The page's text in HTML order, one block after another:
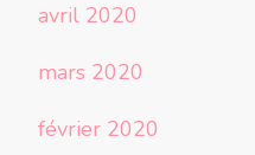
avril 2020
mars 2020
février 2020